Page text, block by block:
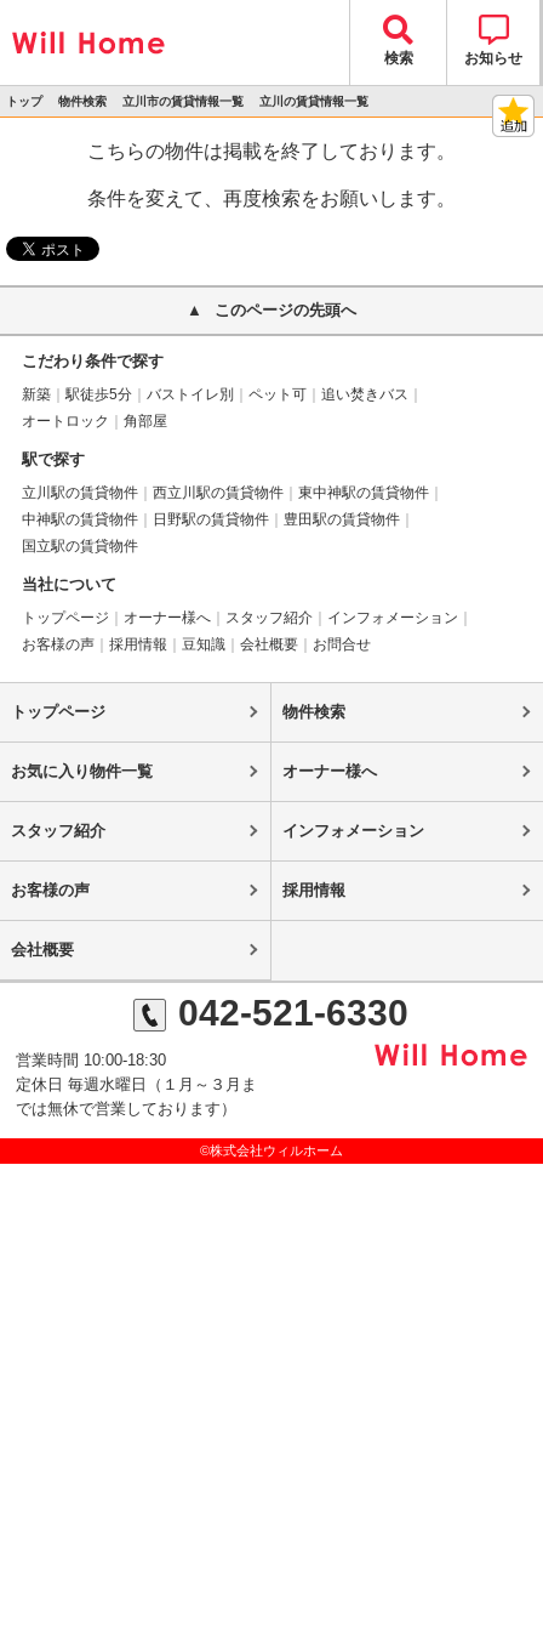
検索 お知らせ
トップ 物件検索 立川市の賃貸情報一覧 立川の賃貸情報一覧
こちらの物件は掲載を終了しております。
条件を変えて、再度検索をお願いします。
このページの先頭へ
こだわり条件で探す
新築 駅徒歩5分 バストイレ別 ペット可
追い焚きバス
オートロック
角部屋
駅で探す
立川駅の賃貸物件 西立川駅の賃貸物件
東中神駅の賃貸物件
中神駅の賃貸物件
日野駅の賃貸物件
豊田駅の賃貸物件
国立駅の賃貸物件
当社について
トップページ オーナー様へ スタッフ紹介
インフォメーション
お客様の声
採用情報 豆知識 会社概要 お問合せ
トップページ 物件検索
お気に入り物件一覧 オーナー様へ
スタッフ紹介 インフォメーション
お客様の声 採用情報
会社概要
042-521-6330
営業時間 10:00-18:30
定休日 毎週水曜日（１月～３月ま
では無休で営業しております）
©株式会社ウィルホーム